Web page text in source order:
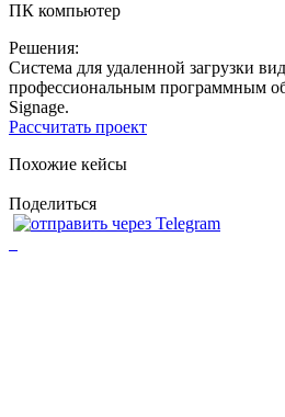
ПК компьютер
Решения:
Система для удаленной загрузки
профессиональным программным
Signage.
Рассчитать проект
Похожие кейсы
Поделиться